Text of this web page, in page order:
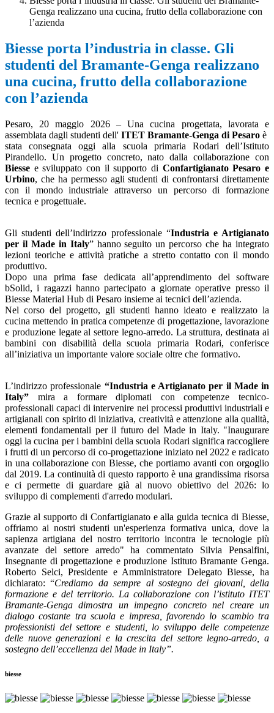
Genga realizzano una cucina, frutto della collaborazione con
l’azienda
Biesse porta l’industria in classe. Gli
studenti del Bramante-Genga realizzano
una cucina, frutto della collaborazione
con l’azienda
Pesaro, 20 maggio 2026 – Una cucina progettata, lavorata e
assemblata dagli studenti dell' ITET Bramante-Genga di Pesaro è
stata consegnata oggi alla scuola primaria Rodari dell’Istituto
Pirandello. Un progetto concreto, nato dalla collaborazione con
Biesse e sviluppato con il supporto di Confartigianato Pesaro e
Urbino, che ha permesso agli studenti di confrontarsi direttamente
con il mondo industriale attraverso un percorso di formazione
tecnica e progettuale.
Gli studenti dell’indirizzo professionale “Industria e Artigianato
per il Made in Italy” hanno seguito un percorso che ha integrato
lezioni teoriche e attività pratiche a stretto contatto con il mondo
produttivo.
Dopo una prima fase dedicata all’apprendimento del software
bSolid, i ragazzi hanno partecipato a giornate operative presso il
Biesse Material Hub di Pesaro insieme ai tecnici dell’azienda.
Nel corso del progetto, gli studenti hanno ideato e realizzato la
cucina mettendo in pratica competenze di progettazione, lavorazione
e produzione legate al settore legno-arredo. La struttura, destinata ai
bambini con disabilità della scuola primaria Rodari, conferisce
all’iniziativa un importante valore sociale oltre che formativo.
L’indirizzo professionale “Industria e Artigianato per il Made in
Italy” mira a formare diplomati con competenze tecnico-
professionali capaci di intervenire nei processi produttivi industriali e
artigianali con spirito di iniziativa, creatività e attenzione alla qualità,
elementi fondamentali per il futuro del Made in Italy. "Inaugurare
oggi la cucina per i bambini della scuola Rodari significa raccogliere
i frutti di un percorso di co-progettazione iniziato nel 2022 e radicato
in una collaborazione con Biesse, che portiamo avanti con orgoglio
dal 2019. La continuità di questo rapporto è una grandissima risorsa
e ci permette di guardare già al nuovo obiettivo del 2026: lo
sviluppo di complementi d'arredo modulari.
Grazie al supporto di Confartigianato e alla guida tecnica di Biesse,
offriamo ai nostri studenti un'esperienza formativa unica, dove la
sapienza artigiana del nostro territorio incontra le tecnologie più
avanzate del settore arredo" ha commentato Silvia Pensalfini,
Insegnante di progettazione e produzione Istituto Bramante Genga.
Roberto Selci, Presidente e Amministratore Delegato Biesse, ha
dichiarato: “Crediamo da sempre al sostegno dei giovani, della
formazione e del territorio. La collaborazione con l’istituto ITET
Bramante-Genga dimostra un impegno concreto nel creare un
dialogo costante tra scuola e impresa, favorendo lo scambio tra
professionisti del settore e studenti, lo sviluppo delle competenze
delle nuove generazioni e la crescita del settore legno-arredo, a
sostegno dell’eccellenza del Made in Italy”.
biesse